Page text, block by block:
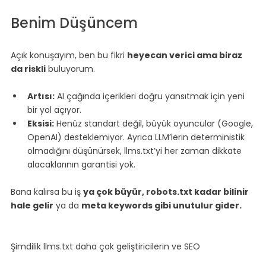
Benim Düşüncem
Açık konuşayım, ben bu fikri heyecan verici ama biraz
da riskli buluyorum.
Artısı: AI çağında içerikleri doğru yansıtmak için yeni
bir yol açıyor.
Eksisi: Henüz standart değil, büyük oyuncular (Google,
OpenAI) desteklemiyor. Ayrıca LLM’lerin deterministik
olmadığını düşünürsek, llms.txt’yi her zaman dikkate
alacaklarının garantisi yok.
Bana kalırsa bu iş ya çok büyür, robots.txt kadar bilinir
hale gelir ya da meta keywords gibi unutulur gider.
Şimdilik llms.txt daha çok geliştiricilerin ve SEO